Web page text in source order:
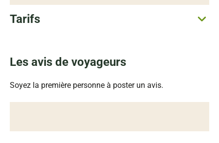
Tarifs
Téléphone
Les avis de voyageurs
Soyez la première personne à poster un avis.